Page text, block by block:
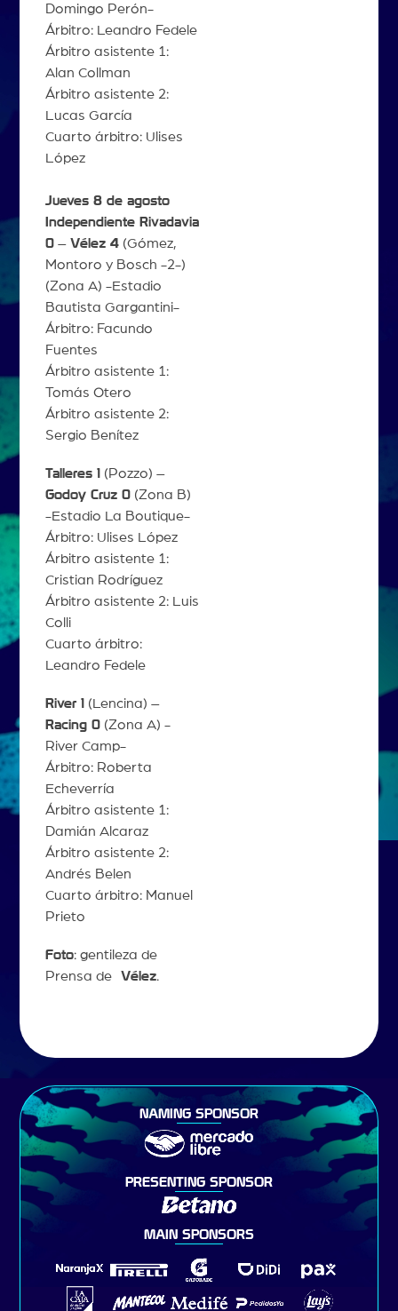
Domingo Perón-
Árbitro: Leandro Fedele
Árbitro asistente 1:
Alan Collman
Árbitro asistente 2:
Lucas García
Cuarto árbitro: Ulises
López
Jueves 8 de agosto
Independiente Rivadavia
0– Vélez 4(Gómez,
Montoro y Bosch -2-)
(Zona A) -Estadio
Bautista Gargantini-
Árbitro: Facundo
Fuentes
Árbitro asistente 1:
Tomás Otero
Árbitro asistente 2:
Sergio Benítez
Talleres 1 (Pozzo) –
Godoy Cruz 0(Zona B)
-Estadio La Boutique-
Árbitro: Ulises López
Árbitro asistente 1:
Cristian Rodríguez
Árbitro asistente 2: Luis
Colli
Cuarto árbitro:
Leandro Fedele
River 1 (Lencina) –
Racing 0(Zona A) -
River Camp-
Árbitro: Roberta
Echeverría
Árbitro asistente 1:
Damián Alcaraz
Árbitro asistente 2:
Andrés Belen
Cuarto árbitro: Manuel
Prieto
Foto: gentileza de
Prensa de Vélez.
NAMING SPONSOR
PRESENTING SPONSOR
MAIN SPONSORS